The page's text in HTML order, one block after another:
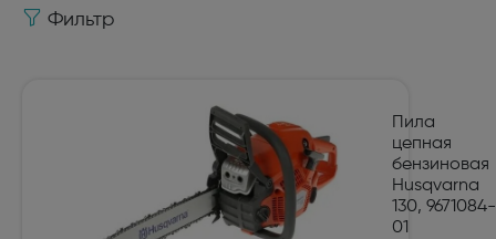
Фильтр
Пила
цепная
бензиновая
Husqvarna
130, 9671084-
01